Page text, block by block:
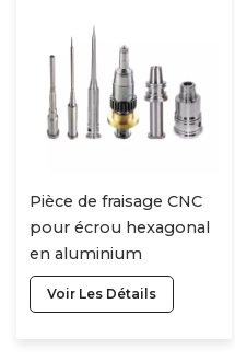
Pièce de fraisage CNC
pour écrou hexagonal
en aluminium
personnalisable,
pièces de tournage
Voir Les Détails